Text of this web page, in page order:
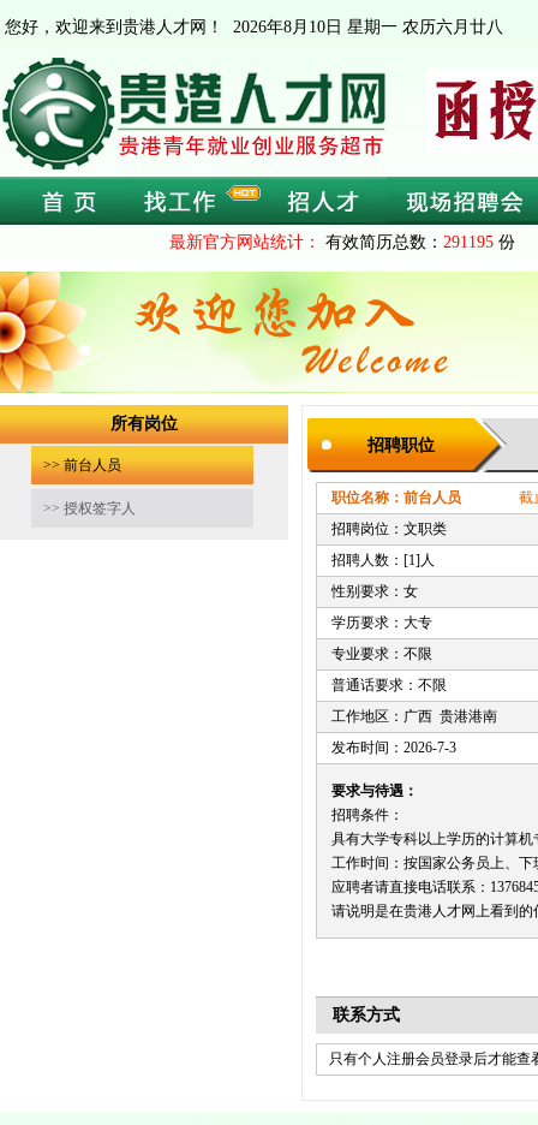
您好，欢迎来到贵港人才网！ 2026年8月10日 星期一 农历六月廿八
最新官方网站统计： 有效简历总数： 291195 份
所有岗位
>> 前台人员
>> 授权签字人
招聘职位
职位名称：前台人员 截止时
招聘岗位：文职类
招聘人数：[1]人
性别要求：女
学历要求：大专
专业要求：不限
普通话要求：不限
工作地区：广西 贵港港南
发布时间：2026-7-3
要求与待遇：
招聘条件：
具有大学专科以上学历的计算
工作时间：按国家公务员上、
应聘者请直接电话联系：
请说明是在贵港人才网上看到的
联系方式
只有个人注册会员登录后才能查